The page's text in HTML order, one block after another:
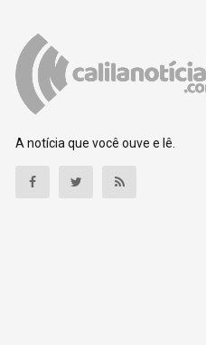
A notícia que você ouve e lê.